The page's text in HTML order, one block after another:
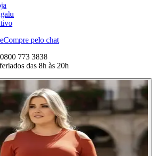
Compre pelo chat
773 3838
das 8h às 20h